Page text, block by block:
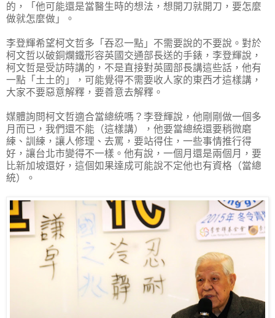
的，「他可能還是當醫生時的想法，想開刀就開刀，要怎麼
做就怎麼做」。
李登輝希望柯文哲多「吞忍一點」不需要說的不要說。對於
柯文哲以破銅爛鐵形容英國交通部長送的手錶，李登輝說，
柯文哲是受訪時講的，不是直接對英國部長講這些話，他有
一點「土土的」，可能覺得不需要收人家的東西才這樣講，
大家不要惡意解釋，要善意去解釋。
媒體詢問柯文哲適合當總統嗎？李登輝說，他剛剛做一個多
月而已，我們還不能（這樣講），他要當總統還要稍微磨
練、訓練，讓人修理、去罵，要站得住，一些事情推行得
好，讓台北市變得不一樣。他有說，一個月還是兩個月，要
比新加坡還好，這個如果達成可能說不定他也有資格（當總
統）。